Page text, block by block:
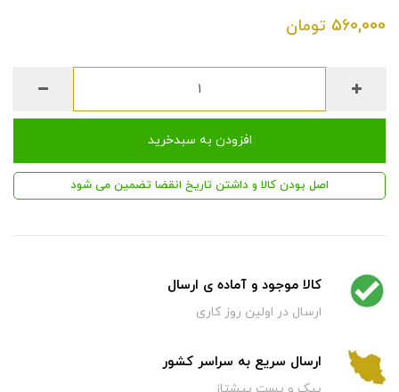
560,000 تومان
افزودن به سبدخرید
اصل بودن کالا و داشتن تاریخ انقضا تضمین می شود
کالا موجود و آماده ی ارسال
ارسال در اولین روز کاری
ارسال سریع به سراسر کشور